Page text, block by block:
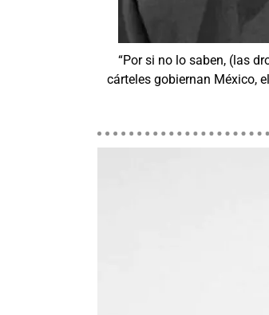
“Por si no lo saben, (las
cárteles gobiernan México,